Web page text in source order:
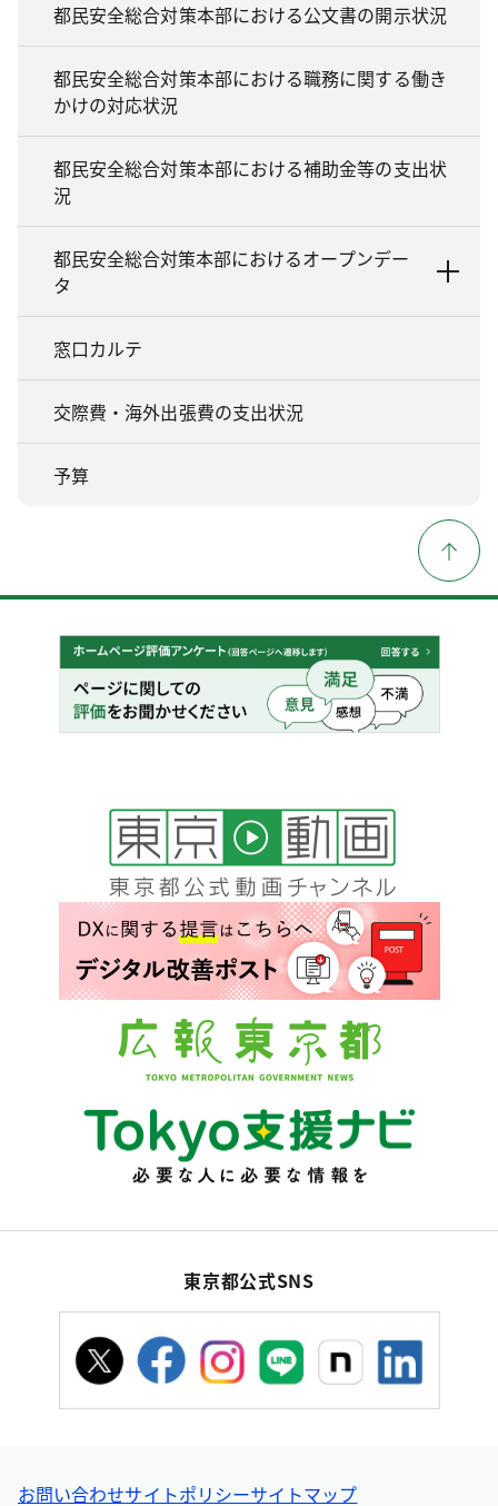
都民安全総合対策本部における公文書の開示状況
都民安全総合対策本部における職務に関する働き
かけの対応状況
都民安全総合対策本部における補助金等の支出状
況
都民安全総合対策本部におけるオープンデー
タ
窓口カルテ
交際費・海外出張費の支出状況
予算
東京都公式SNS
お問い合わせサイトポリシーサイトマップ